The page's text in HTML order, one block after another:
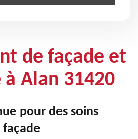
de façade et
Alan 31420
pour des soins
façade